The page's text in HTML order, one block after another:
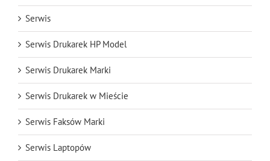
Serwis
Serwis Drukarek HP Model
Serwis Drukarek Marki
Serwis Drukarek w Mieście
Serwis Faksów Marki
Serwis Laptopów